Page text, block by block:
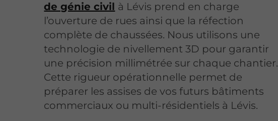
de génie civil à Lévis prend en charge
l’ouverture de rues ainsi que la réfection
complète de chaussées. Nous utilisons une
technologie de nivellement 3D pour garantir
une précision millimétrée sur chaque chantier.
Cette rigueur opérationnelle permet de
préparer les assises de vos futurs bâtiments
commerciaux ou multi-résidentiels à Lévis.